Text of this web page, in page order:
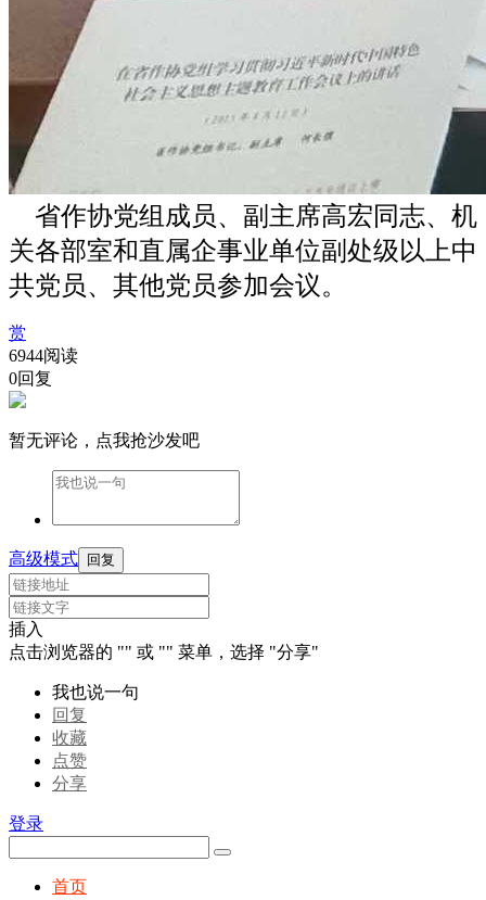
省作协党组成员、副主席高宏同志、机
关各部室和直属企事业单位副处级以上中
共党员、其他党员参加会议。
赏
6944阅读
0回复
暂无评论，点我抢沙发吧
高级模式 回复
插入
点击浏览器的 "" 或 "" 菜单，选择 "分享"
我也说一句
回复
收藏
点赞
分享
登录
首页